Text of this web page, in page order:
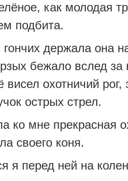
как молодая
подбита.
держала она
бежало вслед за
висел охотничий рог,
острых стрел.
ко мне прекрасная
своего коня.
я перед ней на